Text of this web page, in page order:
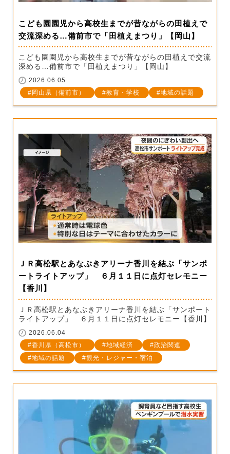
こども園園児から高校生までが昔ながらの田植えで
交流深める…備前市で「田植えまつり」【岡山】
こども園園児から高校生までが昔ながらの田植えで交流
深める…備前市で「田植えまつり」【岡山】
2026.06.05
岡山県（備前市）
教育・学校 地域の話題
ＪＲ高松駅とあなぶきアリーナ香川を結ぶ「サンポ
ートライトアップ」 ６月１１日に点灯セレモニー
【香川】
ＪＲ高松駅とあなぶきアリーナ香川を結ぶ「サンポート
ライトアップ」 ６月１１日に点灯セレモニー【香川】
2026.06.04
香川県（高松市）
地域経済
政治関連
地域の話題
観光・レジャー・宿泊